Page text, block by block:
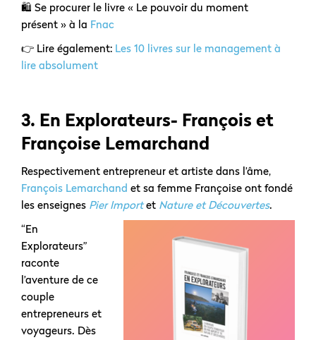
🛍️ Se procurer le livre « Le pouvoir du moment
présent » à la Fnac
👉 Lire également: Les 10 livres sur le management à
lire absolument
3. En Explorateurs- François et
Françoise Lemarchand
Respectivement entrepreneur et artiste dans l’âme,
François Lemarchand et sa femme Françoise ont fondé
les enseignes Pier Importet Nature et Découvertes.
“En
Explorateurs”
raconte
l’aventure de ce
couple
entrepreneurs et
voyageurs. Dès